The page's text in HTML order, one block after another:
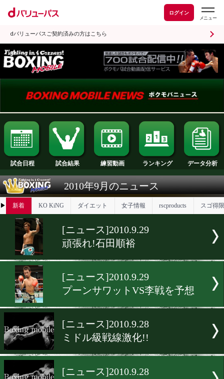
ログイン
dバリューパスご契約済みの方はこちら
試合日程 試合結果 練習動画 ランキング
2010年9月のニュース
新着 KO KiNG ダイエット
[ニュース]2010.9.29
頑張れ!石田順裕
[ニュース]2010.9.29